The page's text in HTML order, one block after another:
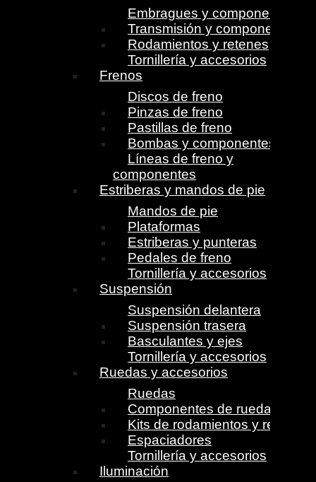
Embragues y componentes
Transmisión y componentes
Rodamientos y retenes
Tornillería y accesorios
Frenos
Discos de freno
Pinzas de freno
Pastillas de freno
Bombas y componentes
Líneas de freno y
componentes
Estriberas y mandos de pie
Mandos de pie
Plataformas
Estriberas y punteras
Pedales de freno
Tornillería y accesorios
Suspensión
Suspensión delantera
Suspensión trasera
Basculantes y ejes
Tornillería y accesorios
Ruedas y accesorios
Ruedas
Componentes de ruedas
Kits de rodamientos y retenes
Espaciadores
Tornillería y accesorios
Iluminación